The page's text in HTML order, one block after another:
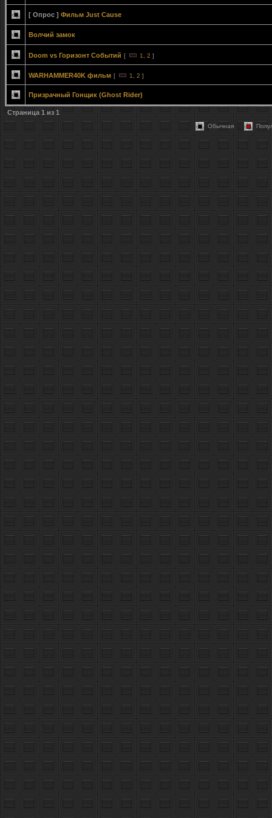
[ Опрос ] Фильм Just Cause
Волчий замок
Doom vs Горизонт Событий [ 1 2 ]
WARHAMMER40K фильм [ 1 2 ]
Призрачный Гонщик (Ghost Rider)
Страница 1из 1
Обычная